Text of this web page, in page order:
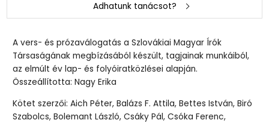
Adhatunk tanácsot?
A vers- és prózaválogatás a Szlovákiai Magyar Írók
Társaságának megbízásából készült, tagjainak munkáiból,
az elmúlt év lap- és folyóiratközlései alapján.
Összeállította: Nagy Erika
Kötet szerzői: Aich Péter, Balázs F. Attila, Bettes István, Biró
Szabolcs, Bolemant László, Csáky Pál, Csóka Ferenc,